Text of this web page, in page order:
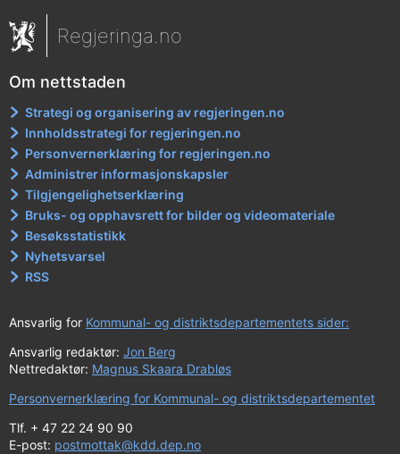
Regjeringa.no
Om nettstaden
Strategi og organisering av regjeringen.no
Innholdsstrategi for regjeringen.no
Personvernerklæring for regjeringen.no
Administrer informasjonskapsler
Tilgjengelighetserklæring
Bruks- og opphavsrett for bilder og videomateriale
Besøksstatistikk
Nyhetsvarsel
RSS
Ansvarlig for Kommunal- og distriktsdepartementets sider:
Ansvarlig redaktør: Jon Berg
Nettredaktør: Magnus Skaara Drabløs
Personvernerklæring for Kommunal- og distriktsdepartementet
Tlf. + 47 22 24 90 90
E-post: postmottak@kdd.dep.no